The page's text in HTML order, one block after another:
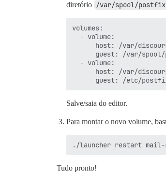
diretório /var/spool/postfix
volumes:
  - volume:
host: /var/
guest: /var/
  - volume:
host: /var/
Salve/saia do editor.
Para montar o novo volume,
Tudo pronto!